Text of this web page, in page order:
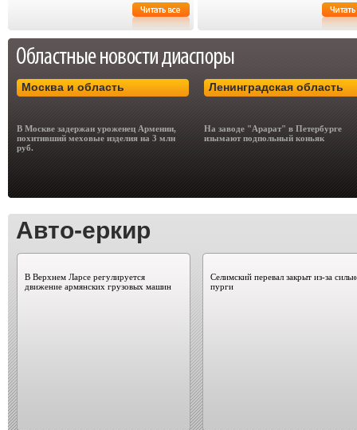
Москва и область
В Москве задержан уроженец Армении,
похитивший меховые изделия на 3 млн
руб.
Ленинградская область
На заводе "Арарат" в Петербурге
изымают подпольный коньяк
Авто-еркир
В Верхнем Ларсе регулируется
движение армянских грузовых машин
Селимский перевал закрыт из-за
пурги